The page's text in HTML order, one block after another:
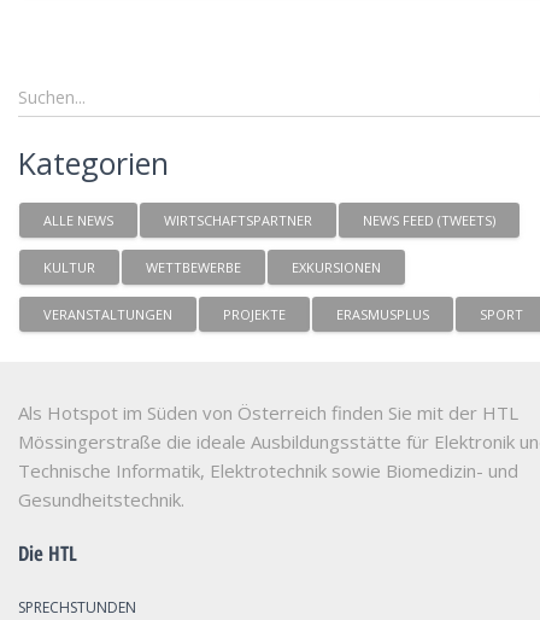
Kategorien
ALLE NEWS WIRTSCHAFTSPARTNER NEWS FEED (TWEETS)
KULTUR WETTBEWERBE EXKURSIONEN
VERANSTALTUNGEN PROJEKTE ERASMUSPLUS SPORT
Als Hotspot im Süden von Österreich finden Sie mit der HTL
Mössingerstraße die ideale Ausbildungsstätte für Elektronik
Technische Informatik, Elektrotechnik sowie Biomedizin- und
Gesundheitstechnik.
Die HTL
SPRECHSTUNDEN